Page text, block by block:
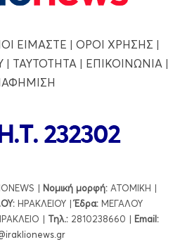
ΕΙΜΑΣΤΕ | ΟΡΟΙ ΧΡΗΣΗΣ |
| ΤΑΥΤΟΤΗΤΑ | ΕΠΙΚΟΙΝΩΝΙΑ |
| Νομική μορφή: ΑΤΟΜΙΚΗ |
ΗΡΑΚΛΕΙΟΥ |Έδρα: ΜΕΓΑΛΟΥ
| Τηλ.: 2810238660 | Εmail: